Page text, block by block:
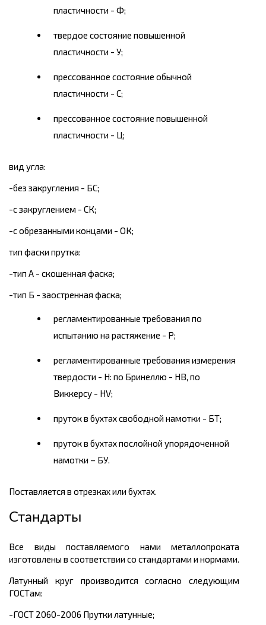
пластичности - Ф;
твердое состояние повышенной
пластичности - У;
прессованное состояние обычной
пластичности - С;
прессованное состояние повышенной
пластичности - Ц;
вид угла:
-без закругления - БС;
-с закруглением - СК;
-с обрезанными концами - ОК;
тип фаски прутка:
-тип А - скошенная фаска;
-тип Б - заостренная фаска;
регламентированные требования по
испытанию на растяжение - Р;
регламентированные требования измерения
твердости - Н: по Бринеллю - НВ, по
Виккерсу - HV;
пруток в бухтах свободной намотки - БТ;
пруток в бухтах послойной упорядоченной
намотки – БУ.
Поставляется в отрезках или бухтах.
Стандарты
Все виды поставляемого нами металлопроката
изготовлены в соответствии со стандартами и нормами.
Латунный круг производится согласно следующим
ГОСТам:
-ГОСТ 2060-2006 Прутки латунные;